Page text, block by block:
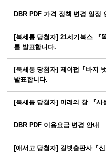
DBR PDF 가격 정책 변경 일정
[북세통 당첨자] 21세기북스 『
를 발표합니다.
[북세통 당첨자] 제이펍『바지
발표합니다.
[북세통 당첨자] 미래의 창 『사
DBR PDF 이용요금 변경 안내
[애서고 당첨자] 길벗출판사『